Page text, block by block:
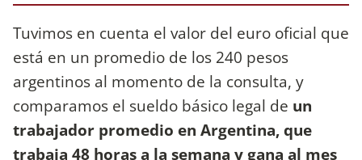
Tuvimos en cuenta el valor del euro oficial que
está en un promedio de los 240 pesos
argentinos al momento de la consulta, y
comparamos el sueldo básico legal de un
trabajador promedio en Argentina, que
trabaja 48 horas a la semana y gana al mes